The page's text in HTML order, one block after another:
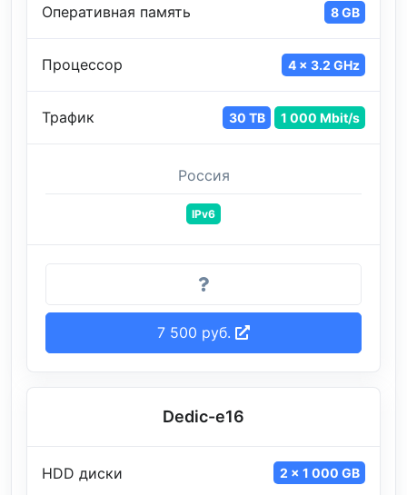
Оперативная память 8 GB
Процессор 4 x 3.2 GHz
Трафик 30 TB 1 000 Mbit/s
Россия
IPv6
7 500 руб.
Dedic-e16
HDD диски 2 x 1 000 GB